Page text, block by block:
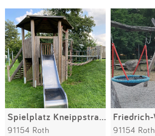
Anmelden
SPIELGERÄTE
Spielplatz Kneippstraße
91154 Roth 91154 Roth